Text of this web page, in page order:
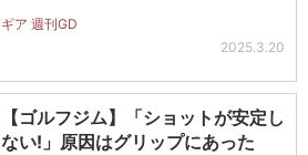
ギア 週刊GD
2025.3.20
【ゴルフジム】「ショットが安定し
ない!」原因はグリップにあった